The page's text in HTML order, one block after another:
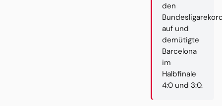
den
auf und
demütigte
Barcelona
im
Halbfinale
4:0 und 3:0.